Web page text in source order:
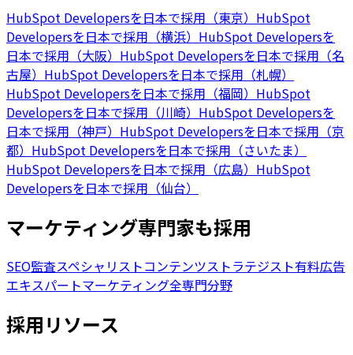
HubSpot Developersを日本で採用（東京） HubSpot
Developersを日本で採用（横浜） HubSpot Developersを
日本で採用（大阪） HubSpot Developersを日本で採用（名
古屋） HubSpot Developersを日本で採用（札幌）
HubSpot Developersを日本で採用（福岡） HubSpot
Developersを日本で採用（川崎） HubSpot Developersを
日本で採用（神戸） HubSpot Developersを日本で採用（京
都） HubSpot Developersを日本で採用（さいたま）
HubSpot Developersを日本で採用（広島） HubSpot
Developersを日本で採用（仙台）
マーケティング専門家も採用
SEO監査スペシャリストコンテンツストラテジスト有料広告
エキスパートマーケティング全専門分野
採用リソース